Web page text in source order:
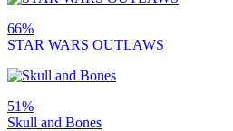
66%
STAR WARS OUTLAWS
51%
Skull and Bones